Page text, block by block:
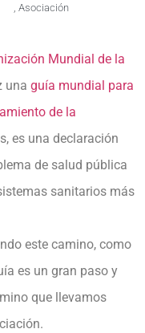
Asociación
Mundial de la
una guía mundial para
de la
es una declaración
de salud pública
sanitarios más
este camino, como
es un gran paso y
que llevamos